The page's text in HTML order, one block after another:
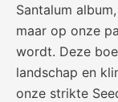
Santalum
maar op onze
wordt. Deze
landschap en
onze strikte